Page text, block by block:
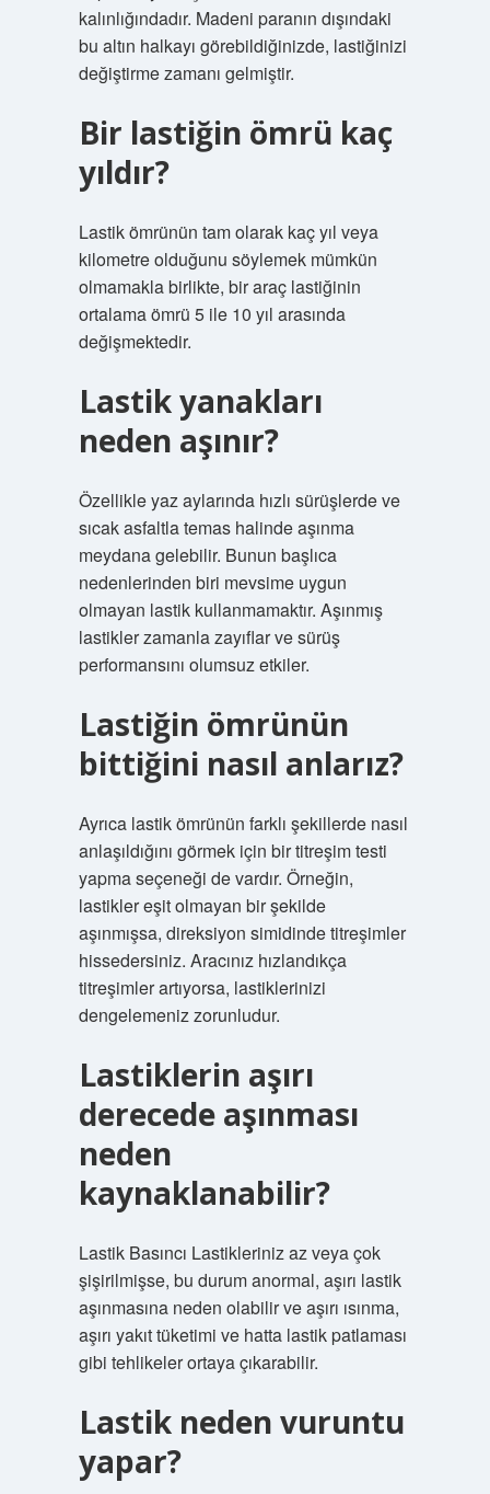
kalınlığındadır. Madeni paranın dışındaki
bu altın halkayı görebildiğinizde, lastiğinizi
değiştirme zamanı gelmiştir.
Bir lastiğin ömrü kaç
yıldır?
Lastik ömrünün tam olarak kaç yıl veya
kilometre olduğunu söylemek mümkün
olmamakla birlikte, bir araç lastiğinin
ortalama ömrü 5 ile 10 yıl arasında
değişmektedir.
Lastik yanakları
neden aşınır?
Özellikle yaz aylarında hızlı sürüşlerde ve
sıcak asfaltla temas halinde aşınma
meydana gelebilir. Bunun başlıca
nedenlerinden biri mevsime uygun
olmayan lastik kullanmamaktır. Aşınmış
lastikler zamanla zayıflar ve sürüş
performansını olumsuz etkiler.
Lastiğin ömrünün
bittiğini nasıl anlarız?
Ayrıca lastik ömrünün farklı şekillerde nasıl
anlaşıldığını görmek için bir titreşim testi
yapma seçeneği de vardır. Örneğin,
lastikler eşit olmayan bir şekilde
aşınmışsa, direksiyon simidinde titreşimler
hissedersiniz. Aracınız hızlandıkça
titreşimler artıyorsa, lastiklerinizi
dengelemeniz zorunludur.
Lastiklerin aşırı
derecede aşınması
neden
kaynaklanabilir?
Lastik Basıncı Lastikleriniz az veya çok
şişirilmişse, bu durum anormal, aşırı lastik
aşınmasına neden olabilir ve aşırı ısınma,
aşırı yakıt tüketimi ve hatta lastik patlaması
gibi tehlikeler ortaya çıkarabilir.
Lastik neden vuruntu
yapar?